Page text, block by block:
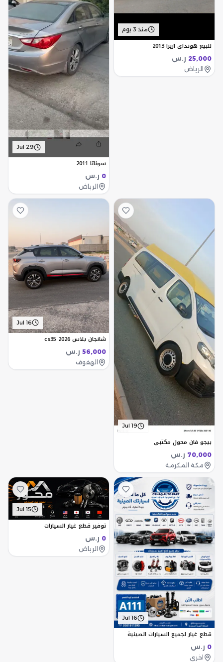
منذ 3 يوم
للبيع هونداي ازيرا 2013
25,000 ر.س
الرياض
Jul 29
سوناتا 2011
0 ر.س
الرياض
Jul 19
بيجو فان محول مكتبي
70,000 ر.س
مكة المكرمة
Jul 16
شانجان بلاس cs35 2026
56,000 ر.س
الهفوف
Jul 16
قطع غيار لجميع السيارات الصينية
0 ر.س
اخرى
Jul 15
توفير قطع غيار السيارات
0 ر.س
الرياض